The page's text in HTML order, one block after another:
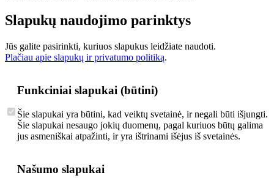
Slapukų naudojimo parinktys
Jūs galite pasirinkti, kuriuos slapukus leidžiate naudoti.
Plačiau apie slapukų ir privatumo politiką.
Funkciniai slapukai (būtini)
Šie slapukai yra būtini, kad veiktų svetainė, ir negali būti išjungti.
Šie slapukai nesaugo jokių duomenų, pagal kuriuos būtų galima
jus asmeniškai atpažinti, ir yra ištrinami išėjus iš svetainės.
Našumo slapukai